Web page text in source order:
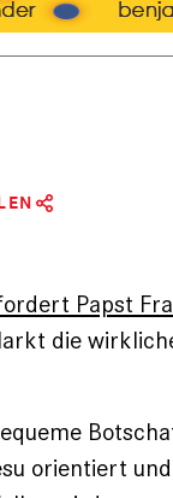
Papst
die
orientiert